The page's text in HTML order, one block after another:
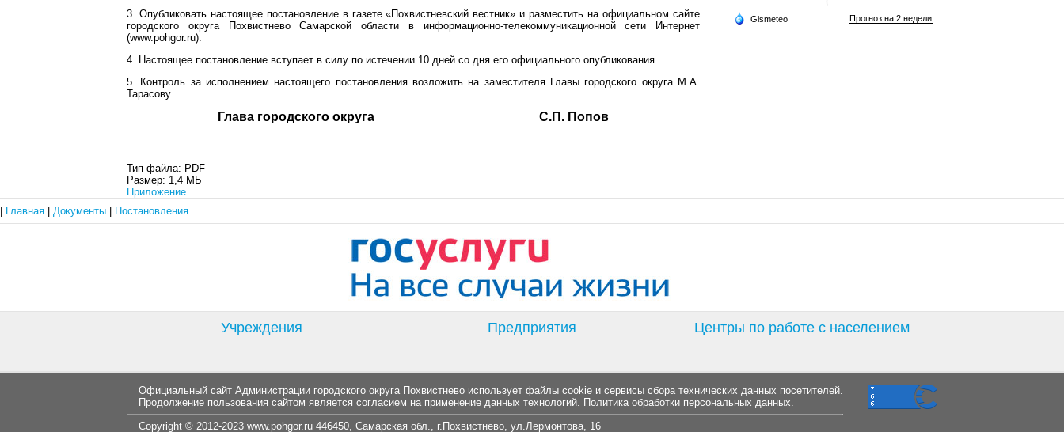
3. Опубликовать настоящее постановление в газете «Похвистневский вестник» и разместить на официальном сайте
городского округа Похвистнево Самарской области в информационно-телекоммуникационной сети Интернет
(www.pohgor.ru).
4. Настоящее постановление вступает в силу по истечении 10 дней со дня его официального опубликования.
5. Контроль за исполнением настоящего постановления возложить на заместителя Главы городского округа М.А.
Тарасову.
Глава городского округа С.П. Попов
Тип файла: PDF
Размер: 1,4 МБ
Приложение
Главная Документы Постановления
Учреждения Предприятия Центры по работе с населением
Официальный сайт Администрации городского округа Похвистнево использует файлы cookie и сервисы сбора технических данных посетителей.
Продолжение пользования сайтом является согласием на применение данных технологий. Политика обработки персональных данных.
Copyright © 2012-2023 www.pohgor.ru 446450, Самарская обл., г.Похвистнево, ул.Лермонтова, 16